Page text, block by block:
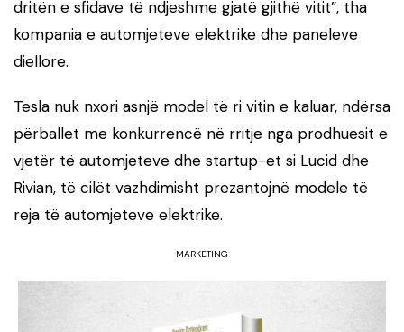
dritën e sfidave të ndjeshme gjatë gjithë vitit”, tha
kompania e automjeteve elektrike dhe paneleve
diellore.
Tesla nuk nxori asnjë model të ri vitin e kaluar, ndërsa
përballet me konkurrencë në rritje nga prodhuesit e
vjetër të automjeteve dhe startup-et si Lucid dhe
Rivian, të cilët vazhdimisht prezantojnë modele të
reja të automjeteve elektrike.
MARKETING